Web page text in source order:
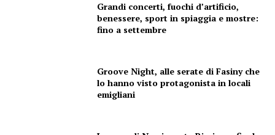
Grandi concerti, fuochi d’artificio,
benessere, sport in spiaggia e mostre:
fino a settembre
Groove Night, alle serate di Fasiny che
lo hanno visto protagonista in locali
emigliani